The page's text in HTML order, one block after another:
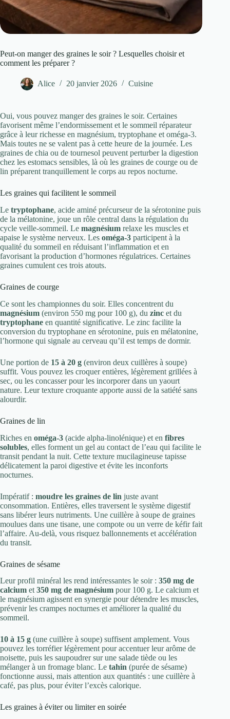
Peut-on manger des graines le soir ? Lesquelles choisir et
comment les préparer ?
Alice 20 janvier 2026 Cuisine
Oui, vous pouvez manger des graines le soir. Certaines
favorisent même l’endormissement et le sommeil réparateur
grâce à leur richesse en magnésium, tryptophane et oméga-3.
Mais toutes ne se valent pas à cette heure de la journée. Les
graines de chia ou de tournesol peuvent perturber la digestion
chez les estomacs sensibles, là où les graines de courge ou de
lin préparent tranquillement le corps au repos nocturne.
Les graines qui facilitent le sommeil
Le tryptophane, acide aminé précurseur de la sérotonine puis
de la mélatonine, joue un rôle central dans la régulation du
cycle veille-sommeil. Le magnésium relaxe les muscles et
apaise le système nerveux. Les oméga-3 participent à la
qualité du sommeil en réduisant l’inflammation et en
favorisant la production d’hormones régulatrices. Certaines
graines cumulent ces trois atouts.
Graines de courge
Ce sont les championnes du soir. Elles concentrent du
magnésium (environ 550 mg pour 100 g), du zinc et du
tryptophane en quantité significative. Le zinc facilite la
conversion du tryptophane en sérotonine, puis en mélatonine,
l’hormone qui signale au cerveau qu’il est temps de dormir.
Une portion de 15 à 20 g (environ deux cuillères à soupe)
suffit. Vous pouvez les croquer entières, légèrement grillées à
sec, ou les concasser pour les incorporer dans un yaourt
nature. Leur texture croquante apporte aussi de la satiété sans
alourdir.
Graines de lin
Riches en oméga-3 (acide alpha-linolénique) et en fibres
solubles, elles forment un gel au contact de l’eau qui facilite le
transit pendant la nuit. Cette texture mucilagineuse tapisse
délicatement la paroi digestive et évite les inconforts
nocturnes.
Impératif : moudre les graines de lin juste avant
consommation. Entières, elles traversent le système digestif
sans libérer leurs nutriments. Une cuillère à soupe de graines
moulues dans une tisane, une compote ou un verre de kéfir fait
l’affaire. Au-delà, vous risquez ballonnements et accélération
du transit.
Graines de sésame
Leur profil minéral les rend intéressantes le soir : 350 mg de
calcium et350 mg de magnésium pour 100 g. Le calcium et
le magnésium agissent en synergie pour détendre les muscles,
prévenir les crampes nocturnes et améliorer la qualité du
sommeil.
10 à 15 g (une cuillère à soupe) suffisent amplement. Vous
pouvez les torréfier légèrement pour accentuer leur arôme de
noisette, puis les saupoudrer sur une salade tiède ou les
mélanger à un fromage blanc. Le tahin (purée de sésame)
fonctionne aussi, mais attention aux quantités : une cuillère à
café, pas plus, pour éviter l’excès calorique.
Les graines à éviter ou limiter en soirée